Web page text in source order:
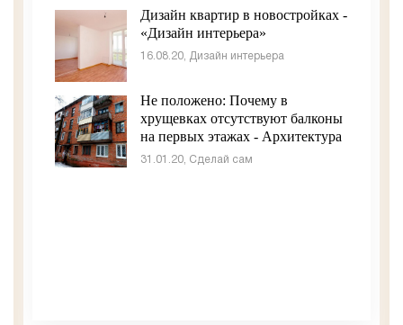
Дизайн квартир в новостройках -
«Дизайн интерьера»
16.08.20, Дизайн интерьера
Не положено: Почему в
хрущевках отсутствуют балконы
на первых этажах - Архитектура
и интерьер
31.01.20, Сделай сам